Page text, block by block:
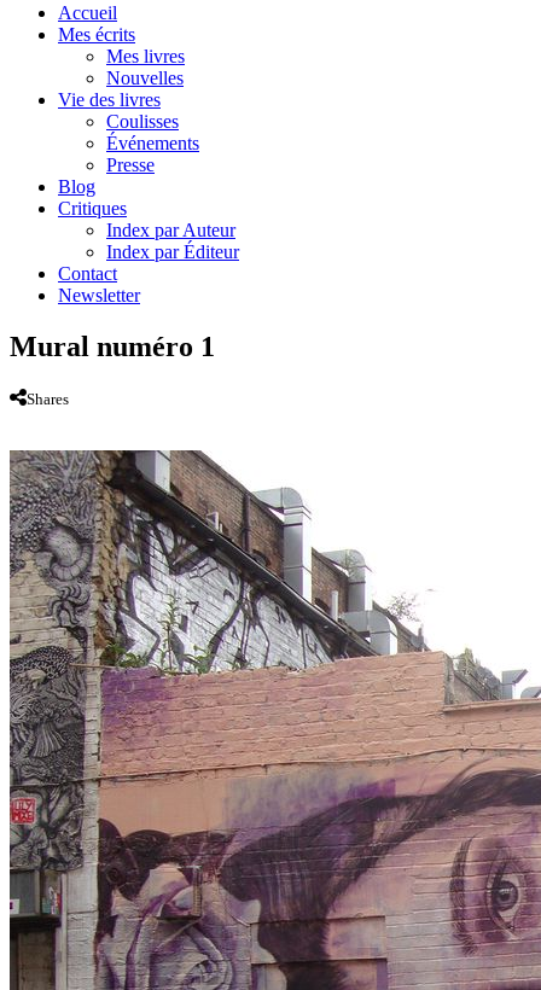
Accueil
Mes écrits
Mes livres
Nouvelles
Vie des livres
Coulisses
Événements
Presse
Blog
Critiques
Index par Auteur
Index par Éditeur
Contact
Newsletter
Mural numéro 1
Shares